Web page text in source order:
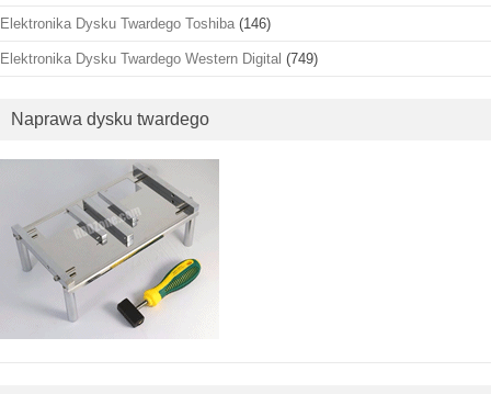
Elektronika Dysku Twardego Toshiba (146)
Elektronika Dysku Twardego Western Digital (749)
Naprawa dysku twardego